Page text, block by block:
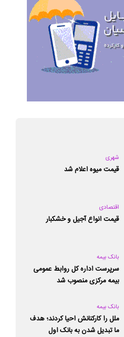
شهری
قیمت میوه اعلام شد
اقتصادی
قیمت انواع آجیل و خشکبار
بانک بیمه
سرپرست اداره کل روابط عمومی
بیمه مرکزی منصوب شد
بانک بیمه
ملل را کارکنانش احیا کردند؛ هدف
ما تبدیل شدن به بانک اول